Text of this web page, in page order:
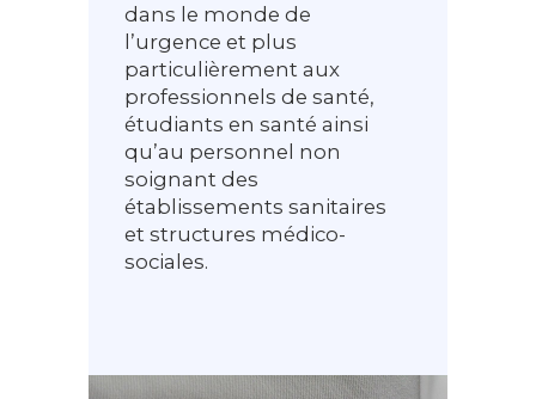
dans le monde de
l’urgence et plus
particulièrement aux
professionnels de santé,
étudiants en santé ainsi
qu’au personnel non
soignant des
établissements sanitaires
et structures médico-
sociales.